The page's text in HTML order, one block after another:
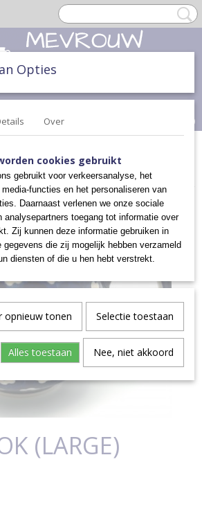
(0)
>KOPPEN EN MOKKEN>
(LARGE)
Opties
Over
cookies gebruikt
gebruikt voor verkeersanalyse, het
functies en het personaliseren van
Daarnaast verlenen we onze sociale
analysepartners toegang tot informatie over
Zij kunnen deze informatie gebruiken in
gegevens die zij mogelijk hebben verzameld
diensten of die u hen hebt verstrekt.
opnieuw tonen Selectie toestaan
Alles toestaan Nee, niet akkoord